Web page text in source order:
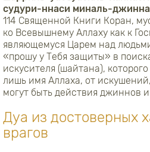
судури-ннаси миналь-
114 Священной Книги Коран,
ко Всевышнему Аллаху как к
являющемуся Царем над
«прошу у Тебя защиты» в
искусителя (шайтана),
лишь имя Аллаха, от
могут быть действия джиннов
Дуа из достоверных
врагов